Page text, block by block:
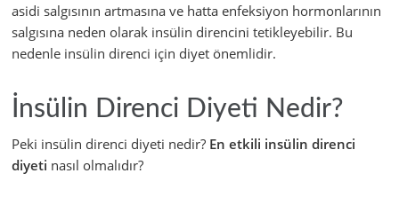
asidi salgısının artmasına ve hatta enfeksiyon hormonlarının
salgısına neden olarak insülin direncini tetikleyebilir. Bu
nedenle insülin direnci için diyet önemlidir.
İnsülin Direnci Diyeti Nedir?
Peki insülin direnci diyeti nedir? En etkili insülin direnci
diyeti nasıl olmalıdır?